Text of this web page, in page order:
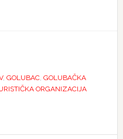
, GOLUBAC, GOLUBAČKA
ORGANIZACIJA